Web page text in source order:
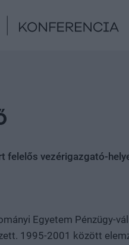
felelős vezérigazgató-
Egyetem Pénzügy-
1995-2001 között